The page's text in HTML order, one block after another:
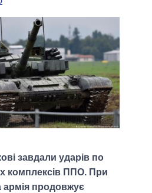
завдали ударів по
комплексів ППО. При
армія продовжує